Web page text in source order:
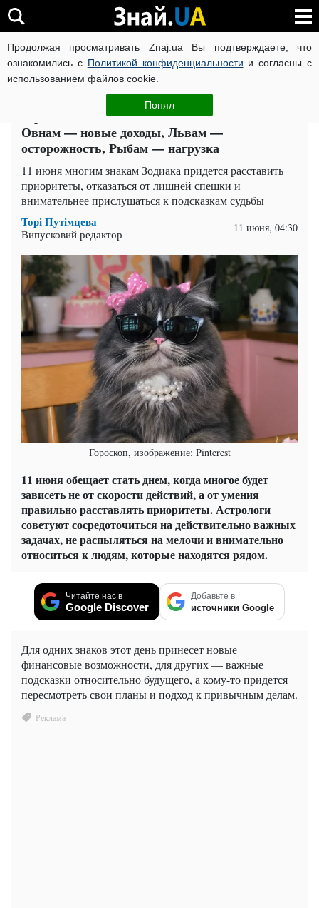
Продолжая просматривать Znaj.ua Вы подтверждаете, что
ознакомились с Политикой конфиденциальности и согласны с
использованием файлов cookie.
Понял
ВОЙНА РОССИИ ПРОТИВ УКРАИНЫ КОРОНАВИРУС В
ЧИТАТИ УКРАЇНСЬКОЮ
Гороскоп на 11 июня для всех знаков Зодиака:
Овнам — новые доходы, Львам —
осторожность, Рыбам — нагрузка
11 июня многим знакам Зодиака придется расставить
приоритеты, отказаться от лишней спешки и
внимательнее прислушаться к подсказкам судьбы
Торі Путімцева
Випусковий редактор 11 июня, 04:30
Гороскоп, изображение: Pinterest
11 июня обещает стать днем, когда многое будет
зависеть не от скорости действий, а от умения
правильно расставлять приоритеты. Астрологи
советуют сосредоточиться на действительно важных
задачах, не распыляться на мелочи и внимательно
относиться к людям, которые находятся рядом.
Читайте нас в
Google Discover
Добавьте в
источники Google
Для одних знаков этот день принесет новые
финансовые возможности, для других — важные
подсказки относительно будущего, а кому-то придется
пересмотреть свои планы и подход к привычным делам.